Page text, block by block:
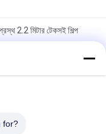
2.2 মিটার টেকসই শিল্প
আকার
ভেহিকেল
ক্ষমতা 16000 কেজি
for?